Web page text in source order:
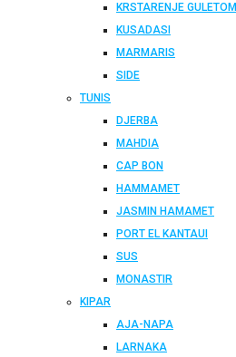
KRSTARENJE GULETOM
KUSADASI
MARMARIS
SIDE
TUNIS
DJERBA
MAHDIA
CAP BON
HAMMAMET
JASMIN HAMAMET
PORT EL KANTAUI
SUS
MONASTIR
KIPAR
AJA-NAPA
LARNAKA